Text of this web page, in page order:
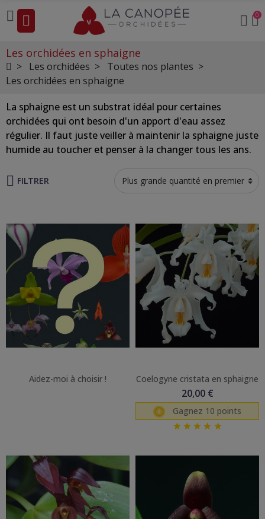
0
Les orchidées en sphaigne
Les orchidées
Toutes nos plantes
Les orchidées en sphaigne
La sphaigne est un substrat idéal pour certaines
orchidées qui ont besoin d'un apport d'eau assez
régulier. Il faut juste veiller à maintenir la sphaigne juste
humide au toucher et penser à la changer tous les ans.
FILTRER
Aidez-moi à choisir ! Coelogyne cristata en sphaigne
20,00 €
Gagnez 10 points
    